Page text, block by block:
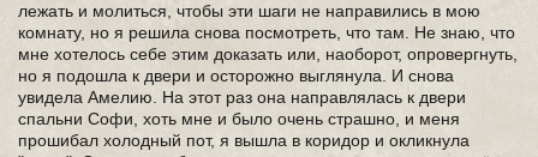
лежать и молиться, чтобы эти шаги не направились в мою
комнату, но я решила снова посмотреть, что там. Не знаю, что
мне хотелось себе этим доказать или, наоборот, опровергнуть,
но я подошла к двери и осторожно выглянула. И снова
увидела Амелию. На этот раз она направлялась к двери
спальни Софи, хоть мне и было очень страшно, и меня
прошибал холодный пот, я вышла в коридор и окликнула